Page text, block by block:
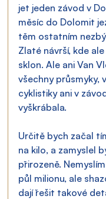
jet jeden závod v
měsíc do Dolomit
těm ostatním
Zlaté návrší, kde
sklon. Ale ani Van
všechny průsmyky,
cyklistiky ani v
vyškrábala.
Určitě bych začal
na kilo, a zamyslel
přirozeně.
půl milionu, ale
dají řešit takové